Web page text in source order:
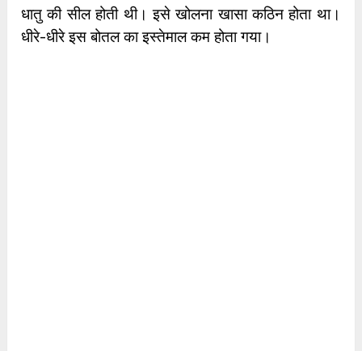
धातु की सील होती थी। इसे खोलना खासा कठिन होता था।
धीरे-धीरे इस बोतल का इस्तेमाल कम होता गया।